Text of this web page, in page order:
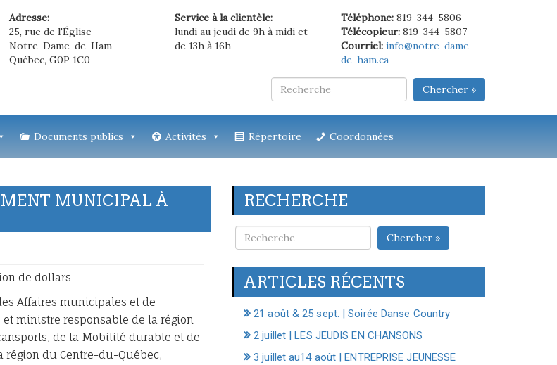
Adresse:
25, rue de l'Église
Notre-Dame-de-Ham
Québec, G0P 1C0
Service à la clientèle:
lundi au jeudi de 9h à midi et
de 13h à 16h
Téléphone:819-344-5806
Télécopieur:819-344-5807
Courriel: info@notre-dame-
de-ham.ca
Chercher »
Documents publics Activités Répertoire Coordonnées
MUNICIPAL À
de dollars
Affaires municipales et de
ministre responsable de la région
de la Mobilité durable et de
région du Centre-du-Québec,
RECHERCHE
Chercher »
ARTICLES RÉCENTS
21 août & 25 sept. | Soirée Danse Country
2 juillet | LES JEUDIS EN CHANSONS
3 juillet au14 août | ENTREPRISE JEUNESSE